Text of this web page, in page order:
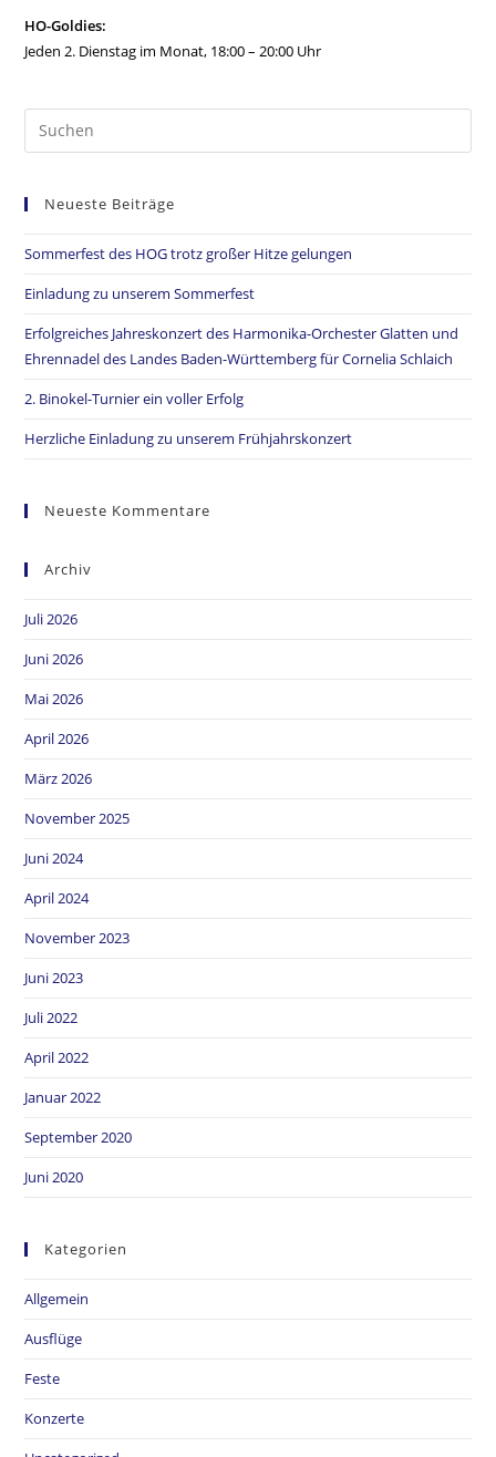
HO-Goldies:
Jeden 2. Dienstag im Monat, 18:00 – 20:00 Uhr
Neueste Beiträge
Sommerfest des HOG trotz großer Hitze gelungen
Einladung zu unserem Sommerfest
Erfolgreiches Jahreskonzert des Harmonika-Orchester Glatten und
Ehrennadel des Landes Baden-Württemberg für Cornelia Schlaich
2. Binokel-Turnier ein voller Erfolg
Herzliche Einladung zu unserem Frühjahrskonzert
Neueste Kommentare
Archiv
Juli 2026
Juni 2026
Mai 2026
April 2026
März 2026
November 2025
Juni 2024
April 2024
November 2023
Juni 2023
Juli 2022
April 2022
Januar 2022
September 2020
Juni 2020
Kategorien
Allgemein
Ausflüge
Feste
Konzerte